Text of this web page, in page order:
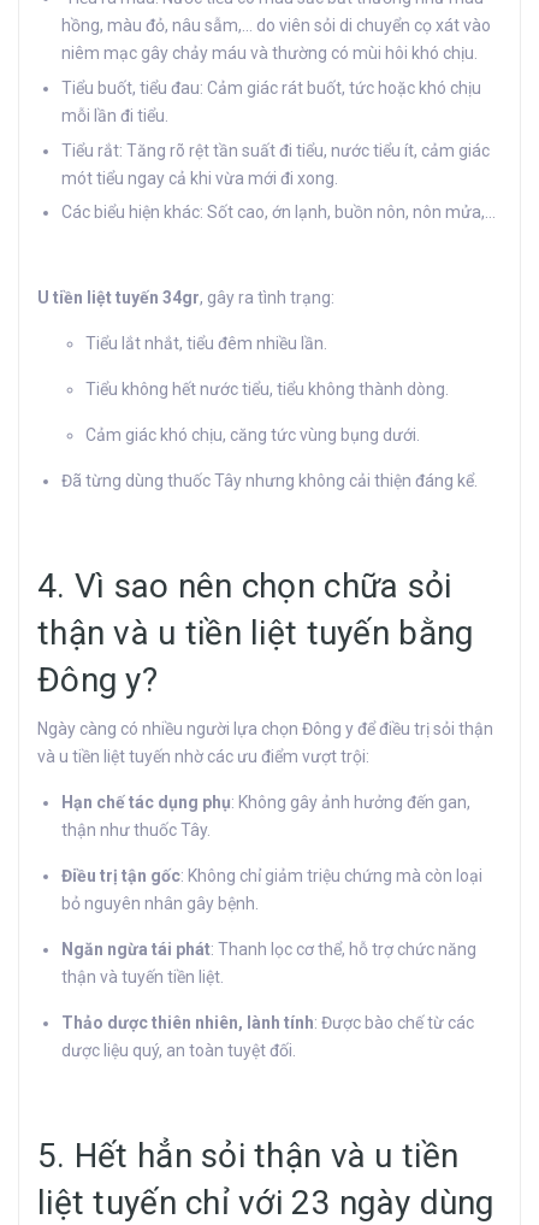
hồng, màu đỏ, nâu sẫm,… do viên sỏi di chuyển cọ xát vào
niêm mạc gây chảy máu và thường có mùi hôi khó chịu.
Tiểu buốt, tiểu đau: Cảm giác rát buốt, tức hoặc khó chịu
mỗi lần đi tiểu.
Tiểu rắt: Tăng rõ rệt tần suất đi tiểu, nước tiểu ít, cảm giác
mót tiểu ngay cả khi vừa mới đi xong.
Các biểu hiện khác: Sốt cao, ớn lạnh, buồn nôn, nôn mửa,…
U tiền liệt tuyến 34gr, gây ra tình trạng:
Tiểu lắt nhắt, tiểu đêm nhiều lần.
Tiểu không hết nước tiểu, tiểu không thành dòng.
Cảm giác khó chịu, căng tức vùng bụng dưới.
Đã từng dùng thuốc Tây nhưng không cải thiện đáng kể.
4. Vì sao nên chọn chữa sỏi
thận và u tiền liệt tuyến bằng
Đông y?
Ngày càng có nhiều người lựa chọn Đông y để điều trị sỏi thận
và u tiền liệt tuyến nhờ các ưu điểm vượt trội:
Hạn chế tác dụng phụ: Không gây ảnh hưởng đến gan,
thận như thuốc Tây.
Điều trị tận gốc: Không chỉ giảm triệu chứng mà còn loại
bỏ nguyên nhân gây bệnh.
Ngăn ngừa tái phát: Thanh lọc cơ thể, hỗ trợ chức năng
thận và tuyến tiền liệt.
Thảo dược thiên nhiên, lành tính: Được bào chế từ các
dược liệu quý, an toàn tuyệt đối.
5. Hết hẳn sỏi thận và u tiền
liệt tuyến chỉ với 23 ngày dùng